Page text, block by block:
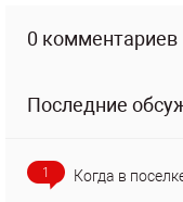
0 комментариев
Последние
1 Когда в